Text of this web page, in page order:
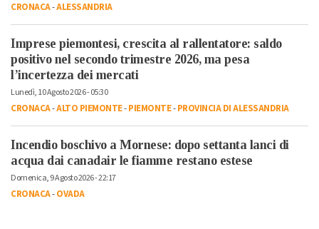
CRONACA-ALESSANDRIA
Imprese piemontesi, crescita al rallentatore: saldo
positivo nel secondo trimestre 2026, ma pesa
l’incertezza dei mercati
Lunedì, 10 Agosto 2026 - 05:30
CRONACA-ALTO PIEMONTE-PIEMONTE-PROVINCIA DI ALESSANDRIA
Incendio boschivo a Mornese: dopo settanta lanci di
acqua dai canadair le fiamme restano estese
Domenica, 9 Agosto 2026 - 22:17
CRONACA-OVADA